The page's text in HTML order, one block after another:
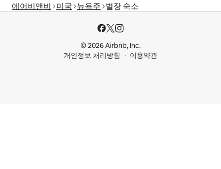
에어비앤비 미국 뉴욕주 별장 숙소
© 2026 Airbnb, Inc.
개인정보 처리방침
이용약관